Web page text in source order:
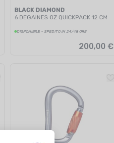
BLACK DIAMOND
6 DEGAINES OZ QUICKPACK 12 CM
DISPONIBILE - SPEDITO IN 24/48 ORE
200,00 €